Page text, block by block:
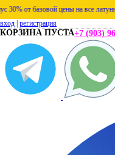
цены на все латунные
вход регистрация
КОРЗИНА ПУСТА+7 (903)